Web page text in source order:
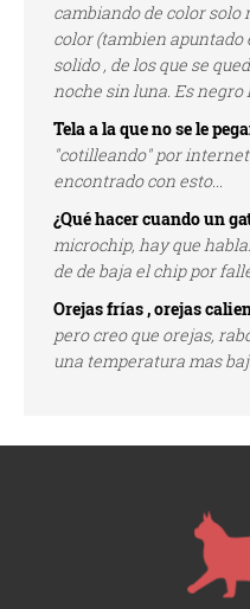
cambiando de color solo
color (tambien apuntado
solido , de los que se
noche sin luna. Es negro
Tela a la que no se le
"cotilleando" por
encontrado con esto...
¿Qué hacer cuando un
microchip, hay que
de de baja el chip por
Orejas frías , orejas
pero creo que orejas,
una temperatura mas